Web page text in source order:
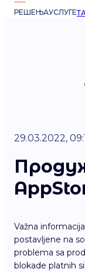
РЕШЕЊАУСЛУГЕ
29.03.2022,
Važna
postavljene na
problema sa
blokade platnih